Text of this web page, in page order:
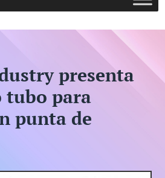
presenta
tubo para
punta de